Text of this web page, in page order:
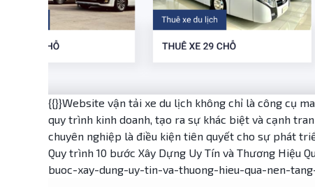
{{}}Website vận tải xe du lịch không chỉ là công cụ
quy trình kinh doanh, tạo ra sự khác biệt và cạnh
chuyên nghiệp là điều kiện tiên quyết cho sự phát
Quy trình 10 bước Xây Dựng Uy Tín và Thương
buoc-xay-dung-uy-tin-va-thuong-hieu-qua-nen-